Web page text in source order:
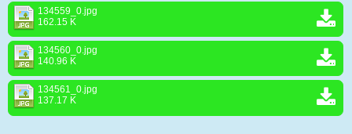
134559_0.jpg
162.15 K
134560_0.jpg
140.96 K
134561_0.jpg
137.17 K